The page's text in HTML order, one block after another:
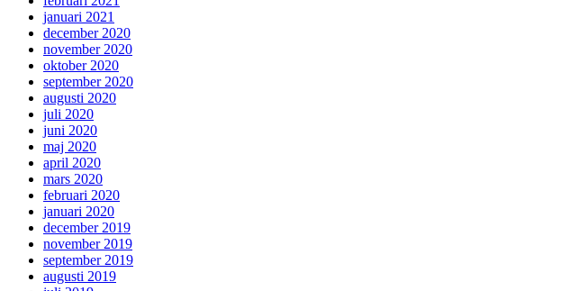
januari 2021
december 2020
november 2020
oktober 2020
september 2020
augusti 2020
juli 2020
juni 2020
maj 2020
april 2020
mars 2020
februari 2020
januari 2020
december 2019
november 2019
september 2019
augusti 2019